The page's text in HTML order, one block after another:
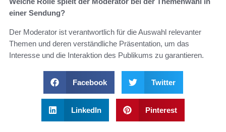
einer Sendung?
Der Moderator ist verantwortlich für die Auswahl relevanter
Themen und deren verständliche Präsentation, um das
Interesse und die Interaktion des Publikums zu garantieren.
Facebook Twitter
LinkedIn Pinterest